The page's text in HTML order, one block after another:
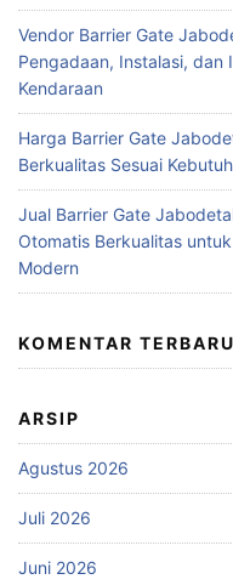
Vendor Barrier Gate
Pengadaan, Instalasi, dan
Kendaraan
Harga Barrier Gate
Berkualitas Sesuai
Jual Barrier Gate
Otomatis Berkualitas
Modern
KOMENTAR TERBARU
ARSIP
Agustus 2026
Juli 2026
Juni 2026